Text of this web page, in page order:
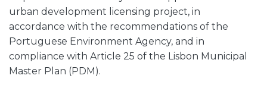
urban development licensing project, in
accordance with the recommendations of the
Portuguese Environment Agency, and in
compliance with Article 25 of the Lisbon Municipal
Master Plan (PDM).